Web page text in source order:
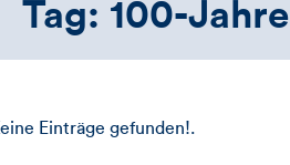
Tag: 100-Jahre
Einträge gefunden!.